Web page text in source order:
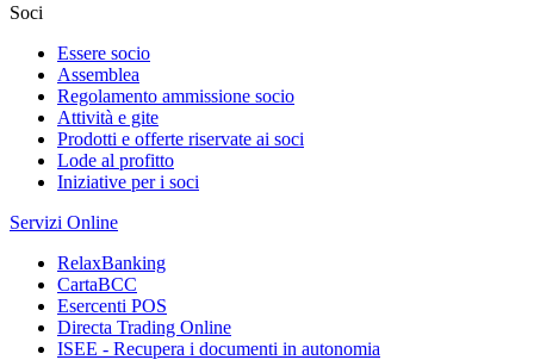
Soci
Essere socio
Assemblea
Regolamento ammissione socio
Attività e gite
Prodotti e offerte riservate ai soci
Lode al profitto
Iniziative per i soci
Servizi Online
RelaxBanking
CartaBCC
Esercenti POS
Directa Trading Online
ISEE - Recupera i documenti in autonomia